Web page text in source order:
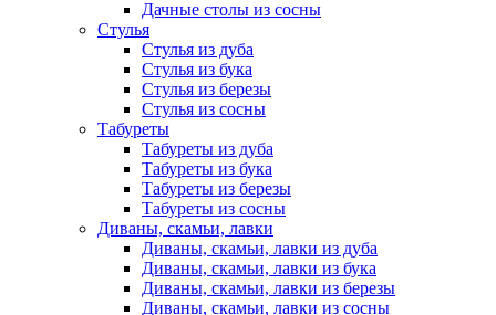
Дачные столы из сосны
Стулья
Стулья из дуба
Стулья из бука
Стулья из березы
Стулья из сосны
Табуреты
Табуреты из дуба
Табуреты из бука
Табуреты из березы
Табуреты из сосны
Диваны, скамьи, лавки
Диваны, скамьи, лавки из дуба
Диваны, скамьи, лавки из бука
Диваны, скамьи, лавки из березы
Диваны, скамьи, лавки из сосны